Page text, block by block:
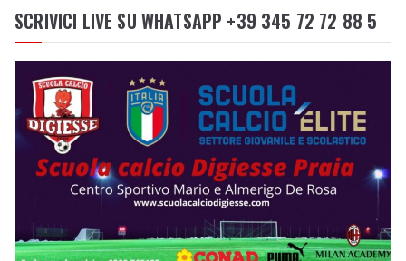
SCRIVICI LIVE SU WHATSAPP +39 345 72 72 88 5